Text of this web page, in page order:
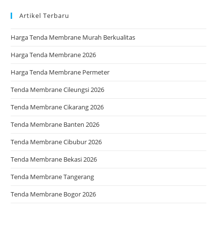
Artikel Terbaru
Harga Tenda Membrane Murah Berkualitas
Harga Tenda Membrane 2026
Harga Tenda Membrane Permeter
Tenda Membrane Cileungsi 2026
Tenda Membrane Cikarang 2026
Tenda Membrane Banten 2026
Tenda Membrane Cibubur 2026
Tenda Membrane Bekasi 2026
Tenda Membrane Tangerang
Tenda Membrane Bogor 2026